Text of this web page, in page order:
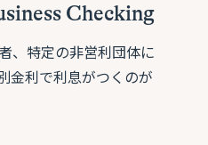
Checking
、特定の非営利団体に
金利で利息がつくのが